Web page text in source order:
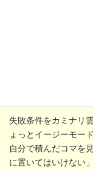
失敗条件をカミナリ
ょっとイージーモー
自分で積んだコマを
に置いてはいけない